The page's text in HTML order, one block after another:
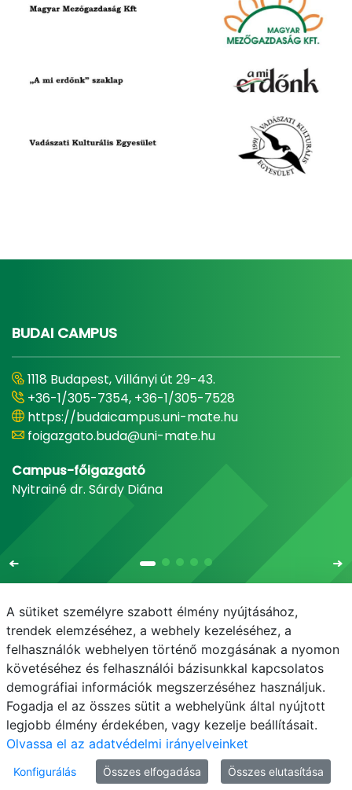
BUDAI CAMPUS
1118 Budapest, Villányi út 29-43.
+36-1/305-7354, +36-1/305-7528
https://budaicampus.uni-mate.hu
foigazgato.buda@uni-mate.hu
Campus-főigazgató
Nyitrainé dr. Sárdy Diána
E-mail Telefonkönyv NEPTUN
E-learning
Adatvédelem
© MATE 2021
A sütiket személyre szabott élmény nyújtásához,
trendek elemzéséhez, a webhely kezeléséhez, a
felhasználók webhelyen történő mozgásának a nyomon
követéséhez és felhasználói bázisunkkal kapcsolatos
demográfiai információk megszerzéséhez használjuk.
Fogadja el az összes sütit a webhelyünk által nyújtott
legjobb élmény érdekében, vagy kezelje beállításait.
Olvassa el az adatvédelmi irányelveinket
Konfigurálás Összes elfogadása Összes elutasítása